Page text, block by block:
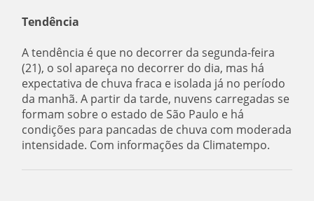
Tendência
A tendência é que no decorrer da segunda-feira
(21), o sol apareça no decorrer do dia, mas há
expectativa de chuva fraca e isolada já no período
da manhã. A partir da tarde, nuvens carregadas se
formam sobre o estado de São Paulo e há
condições para pancadas de chuva com moderada
intensidade. Com informações da Climatempo.